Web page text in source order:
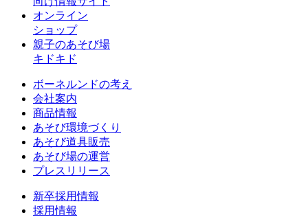
オンライン
ショップ
親子のあそび場
キドキド
ボーネルンドの考え
会社案内
商品情報
あそび環境づくり
あそび道具販売
あそび場の運営
プレスリリース
新卒採用情報
採用情報